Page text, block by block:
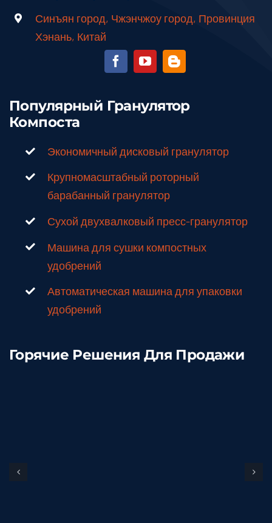
Синъян город, Чжэнчжоу город, Провинция
Хэнань, Китай
Популярный Гранулятор
Компоста
Экономичный дисковый гранулятор
Крупномасштабный роторный
барабанный гранулятор
Сухой двухвалковый пресс-гранулятор
Машина для сушки компостных
удобрений
Автоматическая машина для упаковки
удобрений
Горячие Решения Для Продажи